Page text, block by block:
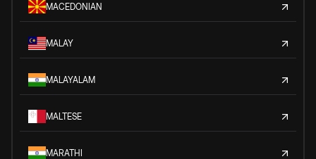
MACEDONIAN
MALAY
MALAYALAM
MALTESE
MARATHI